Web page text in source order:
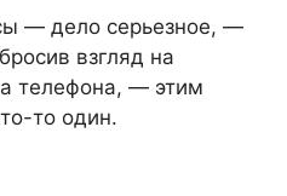
— дело серьезное, —
взгляд на
телефона, — этим
то один.